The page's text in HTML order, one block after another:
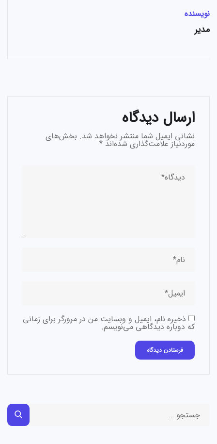
نویسنده
مدیر
ارسال دیدگاه
نشانی ایمیل شما منتشر نخواهد شد. بخش‌های
موردنیاز علامت‌گذاری شده‌اند *
ذخیره نام، ایمیل و وبسایت من در مرورگر برای زمانی
که دوباره دیدگاهی می‌نویسم.